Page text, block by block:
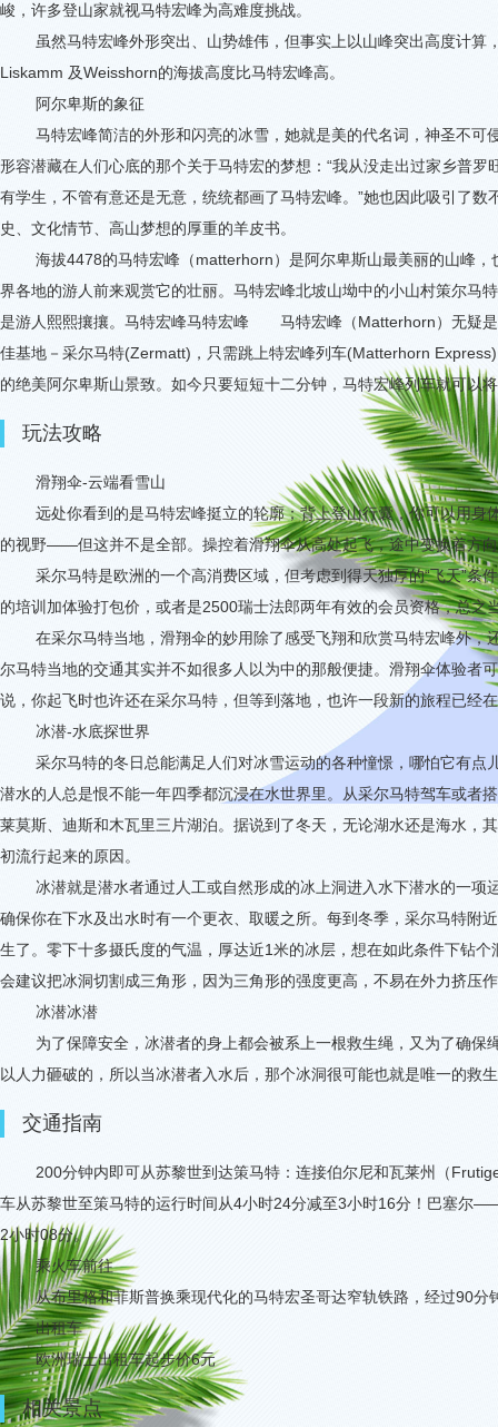
峻，许多登山家就视马特宏峰为高难度挑战。
虽然马特宏峰外形突出、山势雄伟，但事实上以山峰突出高度计算
Liskamm 及Weisshorn的海拔高度比马特宏峰高。
阿尔卑斯的象征
马特宏峰简洁的外形和闪亮的冰雪，她就是美的代名词，神圣不
形容潜藏在人们心底的那个关于马特宏的梦想：“我从没走出过家乡普
有学生，不管有意还是无意，统统都画了马特宏峰。”她也因此吸引了
史、文化情节、高山梦想的厚重的羊皮书。
海拔4478的马特宏峰（matterhorn）是阿尔卑斯山最美丽的山峰
界各地的游人前来观赏它的壮丽。马特宏峰北坡山坳中的小山村策尔马
是游人熙熙攘攘。马特宏峰马特宏峰 马特宏峰（Matterhorn）无疑
佳基地－采尔马特(Zermatt) ，只需跳上特宏峰列车(Matterhorn Express)
的绝美阿尔卑斯山景致。如今只要短短十二分钟，马特宏峰列车就可以
玩法攻略
滑翔伞-云端看雪山
远处你看到的是马特宏峰挺立的轮廓；背上登山行囊，你可以用
的视野——但这并不是全部。操控着滑翔伞从高处起飞，途中变换着方
采尔马特是欧洲的一个高消费区域，但考虑到得天独厚的“飞天”条
的培训加体验打包价，或者是2500瑞士法郎两年有效的会员资格，总之
在采尔马特当地，滑翔伞的妙用除了感受飞翔和欣赏马特宏峰外
尔马特当地的交通其实并不如很多人以为中的那般便捷。滑翔伞体验者
说，你起飞时也许还在采尔马特，但等到落地，也许一段新的旅程已经
冰潜-水底探世界
采尔马特的冬日总能满足人们对冰雪运动的各种憧憬，哪怕它有点
潜水的人总是恨不能一年四季都沉浸在水世界里。从采尔马特驾车或者
莱莫斯、迪斯和木瓦里三片湖泊。据说到了冬天，无论湖水还是海水，
初流行起来的原因。
冰潜就是潜水者通过人工或自然形成的冰上洞进入水下潜水的一
确保你在下水及出水时有一个更衣、取暖之所。每到冬季，采尔马特附
生了。零下十多摄氏度的气温，厚达近1米的冰层，想在如此条件下钻
会建议把冰洞切割成三角形，因为三角形的强度更高，不易在外力挤压
冰潜冰潜
为了保障安全，冰潜者的身上都会被系上一根救生绳，又为了确
以人力砸破的，所以当冰潜者入水后，那个冰洞很可能也就是唯一的
交通指南
200分钟内即可从苏黎世到达策马特：连接伯尔尼和瓦莱州（
车从苏黎世至策马特的运行时间从4小时24分减至3小时16分！巴塞尔
2小时08分。
乘火车前往
从布里格和菲斯普换乘现代化的马特宏圣哥达窄轨铁路，经过90分
出租车
欧洲瑞士出租车起步价6元
相关景点